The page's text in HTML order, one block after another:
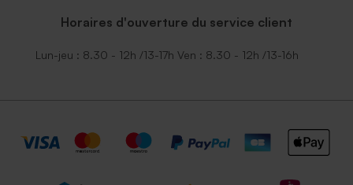
Horaires d'ouverture du service client
Lun-jeu : 8.30 - 12h /13-17h Ven : 8.30 - 12h /13-16h